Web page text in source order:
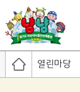
열린마당